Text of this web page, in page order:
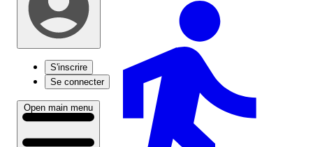
S'inscrire
Se connecter
Open main menu